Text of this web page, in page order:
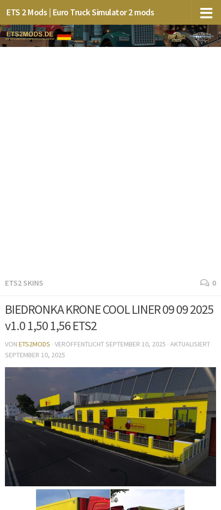
ETS 2 Mods | Euro Truck Simulator 2 mods
ETS2 SKINS 0
BIEDRONKA KRONE COOL LINER 09 09 2025
v1.0 1,50 1,56 ETS2
VON ETS2MODS · VERÖFFENTLICHTSEPTEMBER 10, 2025 · AKTUALISIERT
SEPTEMBER 10, 2025